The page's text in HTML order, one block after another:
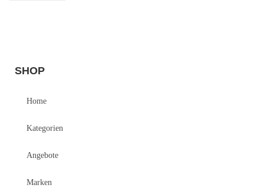
SHOP
Home
Kategorien
Angebote
Marken